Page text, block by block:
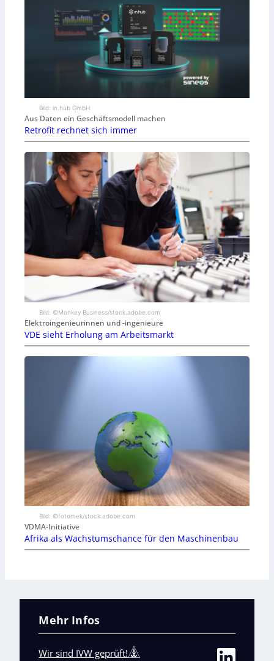
Bild: in.hub GmbH
Aus Daten ein Geschäftsmodell machen
Retrofit rechnet sich immer
Bild: ©Monkey Business/stock.adobe.com
Elektroingenieurinnen und -ingenieure
VDE sieht Erholung am Arbeitsmarkt
Bild: ©fotomek/stock.adobe.com
VDMA-Initiative
Afrika als Wachstumschance für den Maschinenbau
Mehr Infos
Wir sind IVW geprüft!